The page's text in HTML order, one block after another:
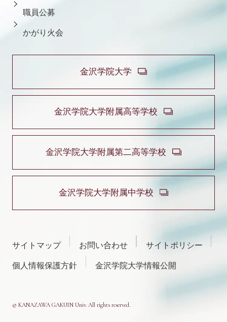
職員公募
かがり火会
金沢学院大学
金沢学院大学附属高等学校
金沢学院大学附属第二高等学校
金沢学院大学附属中学校
サイトマップ お問い合わせ サイトポリシー
個人情報保護方針 金沢学院大学情報公開
© KANAZAWA GAKUIN Univ. All rights reserved.